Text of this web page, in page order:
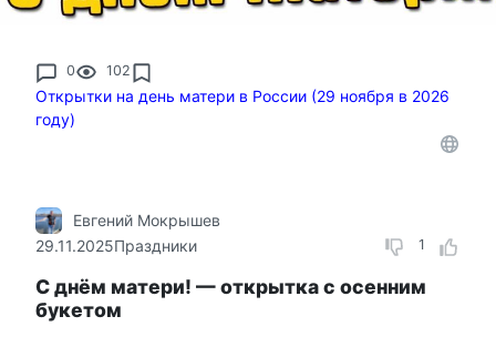
0 102
Открытки на день матери в России (29 ноября в 2026
году)
1
Евгений Мокрышев
29.11.2025Праздники
С днём матери! — открытка с осенним
букетом